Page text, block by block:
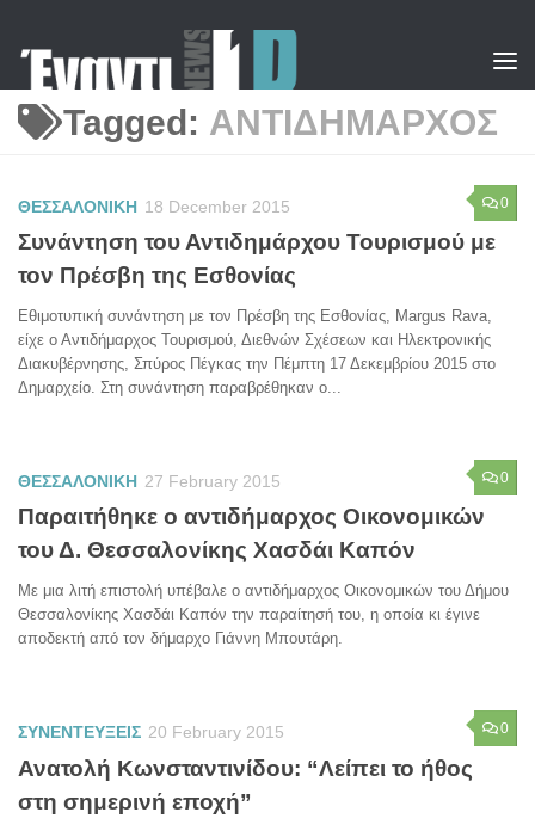
Tagged: ΑΝΤΙΔΗΜΑΡΧΟΣ
0
ΘΕΣΣΑΛΟΝΙΚΗ 18 December 2015
Συνάντηση του Αντιδημάρχου Τουρισμού με
τον Πρέσβη της Εσθονίας
Εθιμοτυπική συνάντηση με τον Πρέσβη της Εσθονίας, Margus Rava,
είχε ο Αντιδήμαρχος Τουρισμού, Διεθνών Σχέσεων και Ηλεκτρονικής
Διακυβέρνησης, Σπύρος Πέγκας την Πέμπτη 17 Δεκεμβρίου 2015 στο
Δημαρχείο. Στη συνάντηση παραβρέθηκαν ο...
0
ΘΕΣΣΑΛΟΝΙΚΗ 27 February 2015
Παραιτήθηκε ο αντιδήμαρχος Οικονομικών
του Δ. Θεσσαλονίκης Χασδάι Καπόν
Με μια λιτή επιστολή υπέβαλε ο αντιδήμαρχος Οικονομικών του Δήμου
Θεσσαλονίκης Χασδάι Καπόν την παραίτησή του, η οποία κι έγινε
αποδεκτή από τον δήμαρχο Γιάννη Μπουτάρη.
0
ΣΥΝΕΝΤΕΥΞΕΙΣ 20 February 2015
Ανατολή Κωνσταντινίδου: “Λείπει το ήθος
στη σημερινή εποχή”